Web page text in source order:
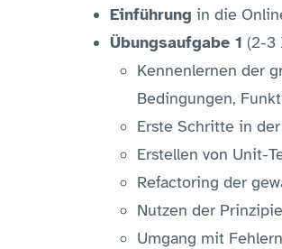
Einführung in die
Übungsaufgabe 1 (2-3
Kennenlernen der
Bedingungen,
Erste Schritte in
Erstellen von Unit-
Refactoring der
Nutzen der
Umgang mit